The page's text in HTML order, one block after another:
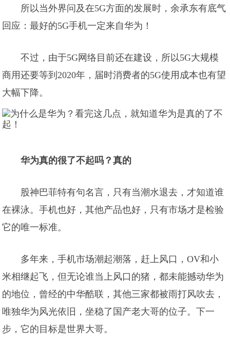
所以当外界问及在5G方面的发展时，余承东有底气
回应：最好的5G手机一定来自华为！
不过，由于5G网络目前还在建设，所以5G大规模
商用还要等到2020年，届时消费者的5G使用成本也有望
大幅下降。
华为真的很了不起吗？真的
股神巴菲特有句名言，只有当潮水退去，才知道谁
在裸泳。手机也好，其他产品也好，只有市场才是检验
它的唯一标准。
多年来，手机市场潮起潮落，赶上风口，OV和小
米相继起飞，但无论谁当上风口的猪，都未能撼动华为
的地位，曾经的中华酷联，其他三家都被雨打风吹去，
唯独华为风光依旧，坐稳了国产老大哥的位子。下一
步，它的目标是世界大哥。